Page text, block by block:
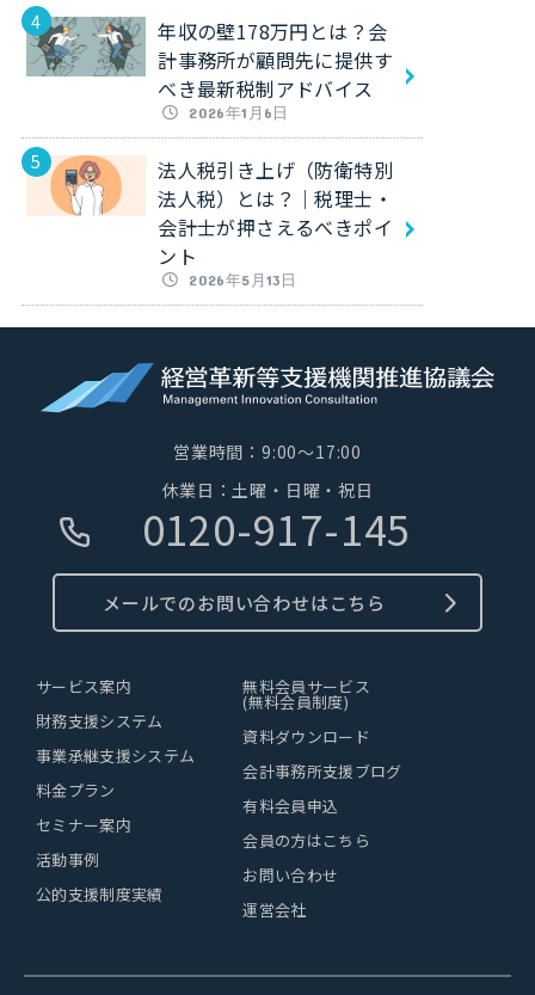
年収の壁178万円とは？会
計事務所が顧問先に提供す
べき最新税制アドバイス
2026年1月6日
法人税引き上げ（防衛特別
法人税）とは？｜税理士・
会計士が押さえるべきポイ
ント
2026年5月13日
営業時間：9:00～17:00
休業日：土曜・日曜・祝日
0120-917-145
メールでのお問い合わせはこちら
サービス案内
財務支援システム
事業承継支援システム
料金プラン
セミナー案内
活動事例
公的支援制度実績
無料会員サービス
(無料会員制度)
資料ダウンロード
会計事務所支援ブログ
有料会員申込
会員の方はこちら
お問い合わせ
運営会社